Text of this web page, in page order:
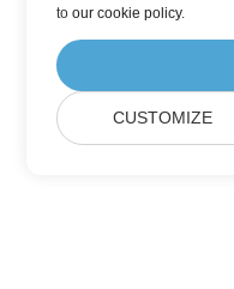
toour cookie policy.
CUSTOMIZE